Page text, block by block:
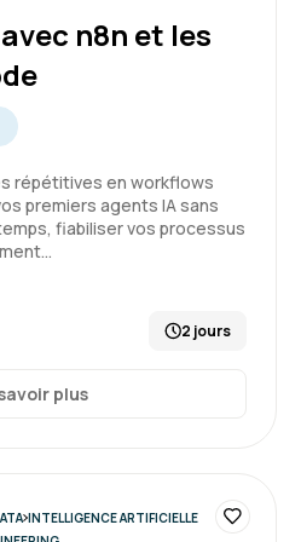
Le 30/03/2026
Le 27/03/2026
n8n et les
répétitives en workflows
premiers agents IA sans
fiabiliser vos processus
2 jours
plus
INTELLIGENCE ARTIFICIELLE